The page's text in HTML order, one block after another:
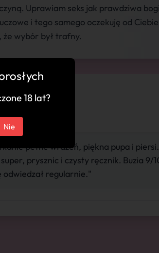
Uprawiam seks jak prawdziwa
i tego samego oczekuję od
że wybór był trafny.
pełne wrażeń, piękna pupa i
super, prysznic i czysty ręcznik. Buzia 9/
odwiedzał regularnie."
18 lat?
Nie